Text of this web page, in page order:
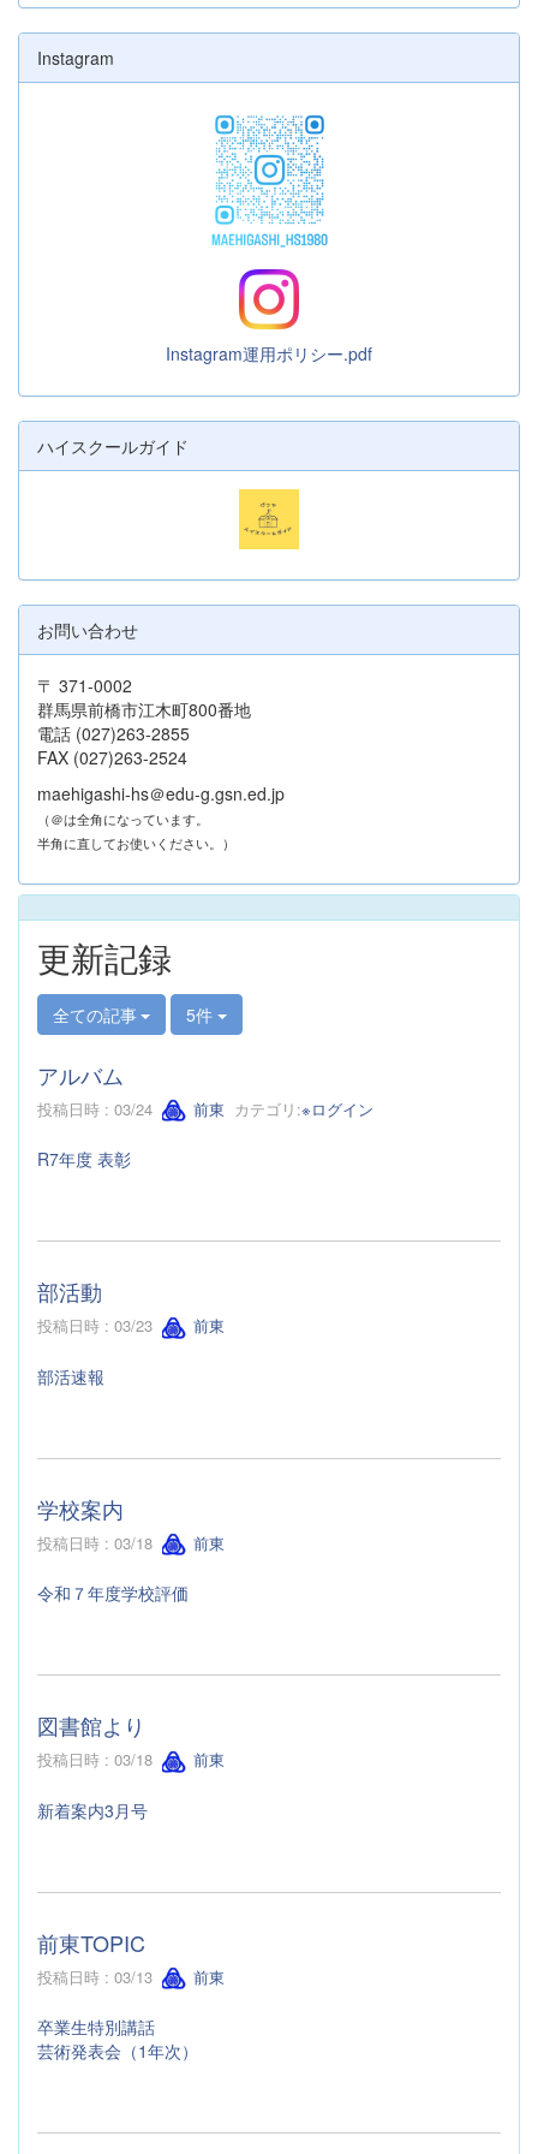
Instagram
Instagram運用ポリシー.pdf
ハイスクールガイド
お問い合わせ
〒 371-0002
群馬県前橋市江木町800番地
電話 (027)263-2855
FAX (027)263-2524
maehigashi-hs＠edu-g.gsn.ed.jp
（＠は全角になっています。
半角に直してお使いください。）
更新記録
全ての記事 5件
アルバム
投稿日時 : 03/24 前東 カテゴリ:※ログイン
R7年度 表彰
部活動
投稿日時 : 03/23 前東
部活速報
学校案内
投稿日時 : 03/18 前東
令和７年度学校評価
図書館より
投稿日時 : 03/18 前東
新着案内3月号
前東TOPIC
投稿日時 : 03/13 前東
卒業生特別講話
芸術発表会（1年次）